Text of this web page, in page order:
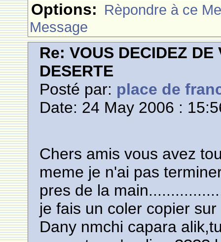
Options: Rèpondre à ce
Message
Re: VOUS DECIDEZ
DESERTE
Posté par: place de
Date: 24 May 2006 :
Chers amis vous avez
meme je n'ai pas
pres de la
je fais un coler copier
Dany nmchi capara